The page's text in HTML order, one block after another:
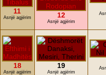
11
Asnjë agjërim 12
Asnjë agjërim
18
Asnjë agjërim
19
Asnjë agjërim